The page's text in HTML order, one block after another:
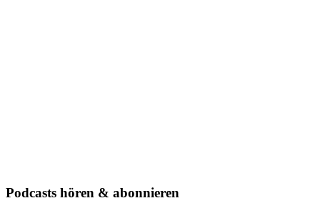
Podcasts hören & abonnieren